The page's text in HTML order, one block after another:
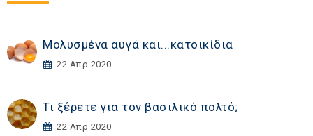
Μολυσμένα αυγά και...κατοικίδια
22 Απρ 2020
Τι ξέρετε για τον βασιλικό πολτό;
22 Απρ 2020